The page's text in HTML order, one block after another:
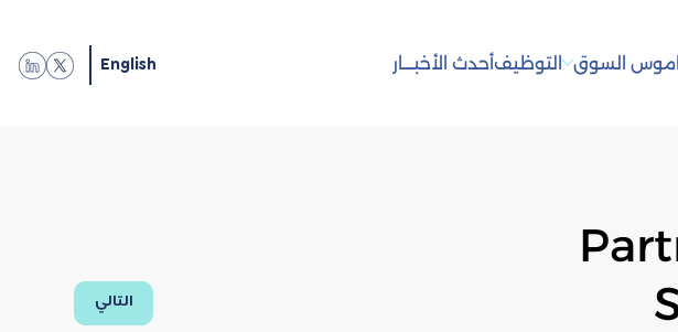
English أحدث الأخبـــارالتوظيف السوق
التالي